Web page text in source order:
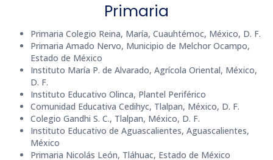
Primaria
Primaria Colegio Reina, María, Cuauhtémoc, México, D. F.
Primaria Amado Nervo, Municipio de Melchor Ocampo,
Estado de México
Instituto María P. de Alvarado, Agrícola Oriental, México,
D. F.
Instituto Educativo Olinca, Plantel Periférico
Comunidad Educativa Cedihyc, Tlalpan, México, D. F.
Colegio Gandhi S. C., Tlalpan, México, D. F.
Instituto Educativo de Aguascalientes, Aguascalientes,
México
Primaria Nicolás León, Tláhuac, Estado de México